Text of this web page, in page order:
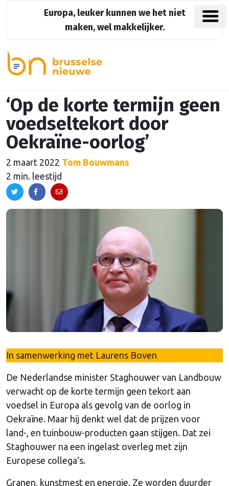
Europa, leuker kunnen we het niet
maken, wel makkelijker.
‘Op de korte termijn geen
voedseltekort door
Oekraïne-oorlog’
2 maart 2022 Tom Bouwmans
2 min. leestijd
In samenwerking met Laurens Boven
De Nederlandse minister Staghouwer van Landbouw
verwacht op de korte termijn geen tekort aan
voedsel in Europa als gevolg van de oorlog in
Oekraïne. Maar hij denkt wel dat de prijzen voor
land-, en tuinbouw-producten gaan stijgen. Dat zei
Staghouwer na een ingelast overleg met zijn
Europese collega’s.
Granen, kunstmest en energie. Ze worden duurder